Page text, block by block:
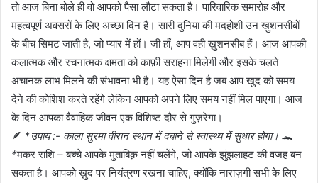
तो आज बिना बोले ही वो आपको पैसा लौटा सकता है। पारिवारिक समारोह और
महत्वपूर्ण अवसरों के लिए अच्छा दिन है। सारी दुनिया की मदहोशी उन ख़ुशनसीबों
के बीच सिमट जाती है, जो प्यार में हों। जी हाँ, आप वही ख़ुशनसीब हैं। आज आपकी
कलात्मक और रचनात्मक क्षमता को काफ़ी सराहना मिलेगी और इसके चलते
अचानक लाभ मिलने की संभावना भी है। यह ऐसा दिन है जब आप खुद को समय
देने की कोशिश करते रहेंगे लेकिन आपको अपने लिए समय नहीं मिल पाएगा। आज
के दिन आपका वैवाहिक जीवन एक विशिष्ट दौर से गुज़रेगा।
🪶 *उपाय :- काला सुरमा वीरान स्थान में दबाने से स्वास्थ्य में सुधार होगा। 🐊
*मकर राशि – बच्चे आपके मुताबिक़ नहीं चलेंगे, जो आपके झुंझलाहट की वजह बन
सकता है। आपको ख़ुद पर नियंत्रण रखना चाहिए, क्योंकि नाराज़गी सभी के लिए